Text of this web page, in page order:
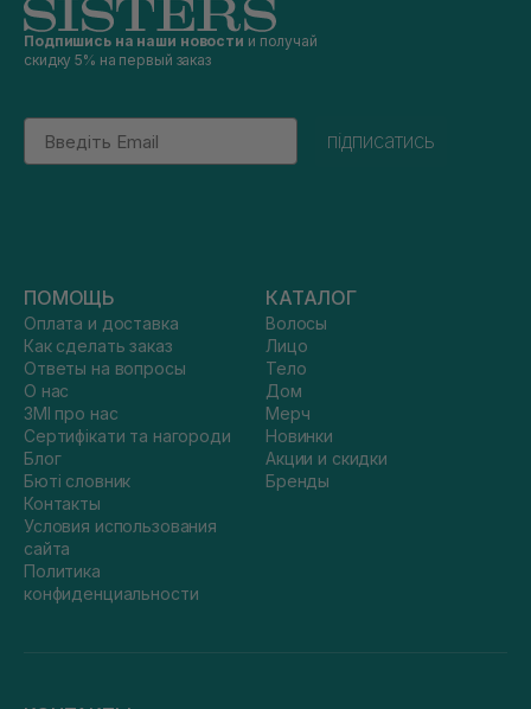
Подпишись на наши новости и получай
скидку 5% на первый заказ
Email
підписатись
ПОМОЩЬ
Оплата и доставка
Как сделать заказ
Ответы на вопросы
О нас
ЗМІ про нас
Сертифікати та нагороди
Блог
Бюті словник
Контакты
Условия использования
сайта
Политика
конфиденциальности
КАТАЛОГ
Волосы
Лицо
Тело
Дом
Мерч
Новинки
Акции и скидки
Бренды